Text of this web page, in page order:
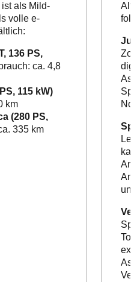
als Mild-
volle e-
136 PS,
ca. 4,8
115 kW)
km
(280 PS,
335 km
Alfa
und